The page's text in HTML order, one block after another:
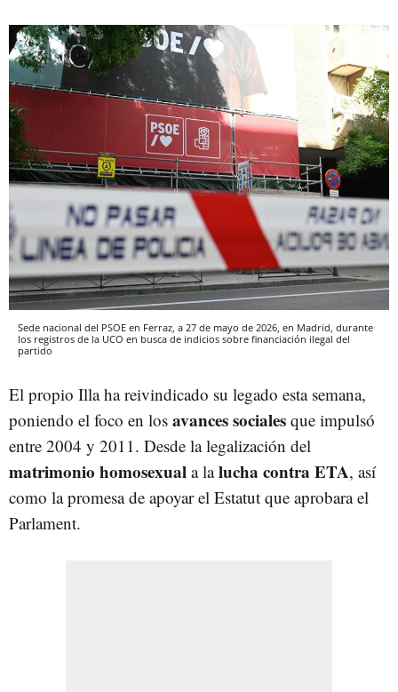
Sede nacional del PSOE en Ferraz, a 27 de mayo de 2026, en Madrid, durante
los registros de la UCO en busca de indicios sobre financiación ilegal del
partido
El propio Illa ha reivindicado su legado esta semana,
poniendo el foco en los avances sociales que impulsó
entre 2004 y 2011. Desde la legalización del
matrimonio homosexual a lalucha contra ETA, así
como la promesa de apoyar el Estatut que aprobara el
Parlament.